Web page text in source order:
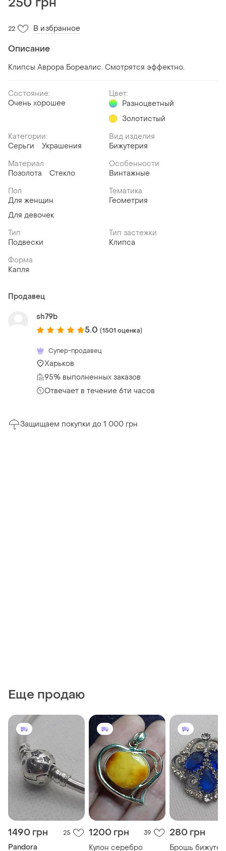
22 В избранное
Описание
Клипсы Аврора Бореалис. Смотрятся эффектно.
Состояние:
Очень хорошее
Цвет:
Разноцветный
Золотистый
Категории:
Серьги
Украшения
Вид изделия
Бижутерия
Материал
Позолота
Стекло
Особенности
Винтажные
Пол
Для женщин
Для девочек
Тематика
Геометрия
Тип
Подвески
Тип застежки
Клипса
Форма
Капля
Продавец
sh79b
5.0 (1501 оценка)
Супер-продавец
Харьков
95% выполненных заказов
Отвечает в течение 6ти часов
Защищаем покупки до 1 000 грн
Еще продаю
1490 грн 25
Pandora
1200 грн 39
Кулон серебро
280 грн
Брошь